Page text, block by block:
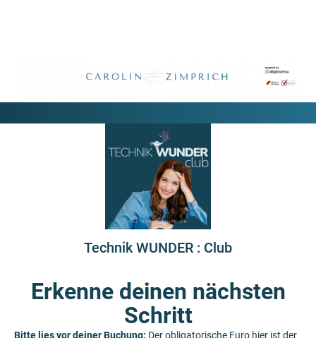
Technik WUNDER : Club
Erkenne deinen nächsten
Schritt
Bitte lies vor deiner Buchung: Der obligatorische Euro hier ist der